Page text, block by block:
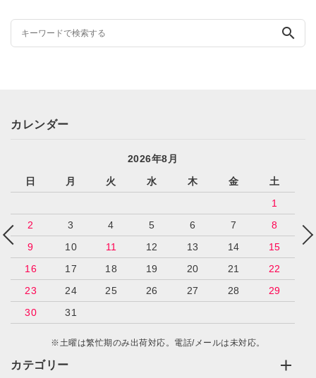
search
カテゴリー
カレンダー
2026年8月
日
月 火 水 木 金
土
1
2
3 4 5 6 7
8
9
10 11 12 13 14
15
16
17 18 19 20 21
22
23
24 25 26 27 28
29
30
31
※土曜は繁忙期のみ出荷対応。電話/メールは未対応。